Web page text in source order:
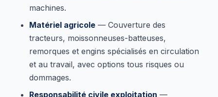
machines.
Matériel agricole — Couverture des
tracteurs, moissonneuses-batteuses,
remorques et engins spécialisés en circulation
et au travail, avec options tous risques ou
dommages.
Responsabilité civile exploitation —